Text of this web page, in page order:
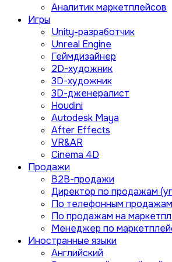
Аналитик маркетплейсов
Игры
Unity-разработчик
Unreal Engine
Геймдизайнер
2D-художник
3D-художник
3D-дженералист
Houdini
Autodesk Maya
After Effects
VR&AR
Cinema 4D
Продажи
B2B-продажи
Директор по продажам
По телефонным продажам
По продажам на
Менеджер по
Иностранные языки
Английский